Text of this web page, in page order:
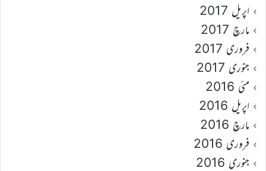
اپریل 2017
مارچ 2017
فروری 2017
جنوری 2017
مئی 2016
اپریل 2016
مارچ 2016
فروری 2016
جنوری 2016